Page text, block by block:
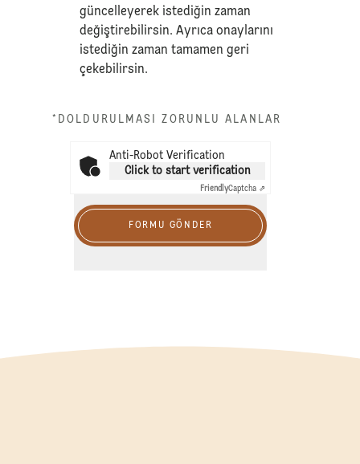
güncelleyerek istediğin zaman
değiştirebilirsin. Ayrıca onaylarını
istediğin zaman tamamen geri
çekebilirsin.
*DOLDURULMASI ZORUNLU ALANLAR
Anti-Robot Verification
Click to start verification
FriendlyCaptcha ⇗
FORMU GÖNDER